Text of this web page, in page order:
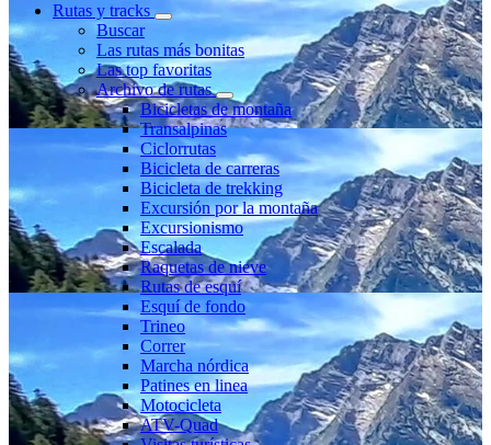
Rutas y tracks
Buscar
Las rutas más bonitas
Las top favoritas
Archivo de rutas
Bicicletas de montaña
Transalpinas
Ciclorrutas
Bicicleta de carreras
Bicicleta de trekking
Excursión por la montaña
Excursionismo
Escalada
Raquetas de nieve
Rutas de esquí
Esquí de fondo
Trineo
Correr
Marcha nórdica
Patines en linea
Motocicleta
ATV-Quad